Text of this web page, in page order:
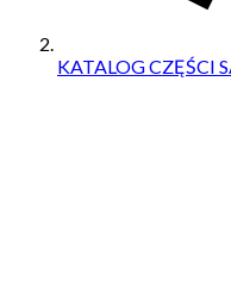
KATALOG CZĘŚCI